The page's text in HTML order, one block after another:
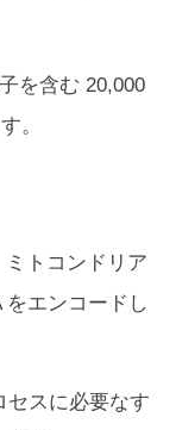
を含む 20,000
。
ミトコンドリア
エンコードし
セスに必要なす